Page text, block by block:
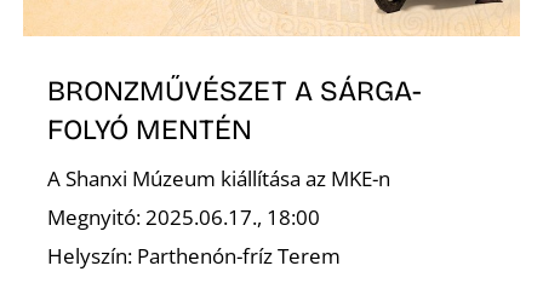
BRONZMŰVÉSZET A SÁRGA-
FOLYÓ MENTÉN
A Shanxi Múzeum kiállítása az MKE-n
Megnyitó: 2025.06.17., 18:00
Helyszín: Parthenón-fríz Terem